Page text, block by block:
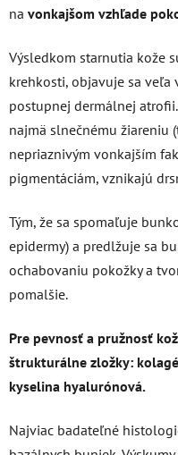
na vonkajšom vzhľade
Výsledkom starnutia kože
krehkosti, objavuje sa veľa
postupnej dermálnej
najmä slnečnému žiareniu
nepriaznivým vonkajším
pigmentáciám, vznikajú
Tým, že sa spomaľuje
epidermy) a predlžuje sa
ochabovaniu pokožky a
pomalšie.
Pre pevnosť a pružnosť
štrukturálne zložky:
kyselina hyalurónová.
Najviac badateľné